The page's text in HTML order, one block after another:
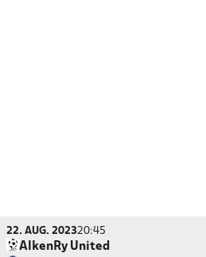
22. AUG. 202320:45
AlkenRy United